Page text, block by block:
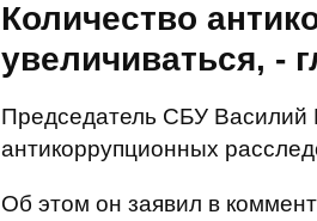
Количество
увеличиваться, -
Председатель СБУ Василий
антикоррупционных
Об этом он заявил в